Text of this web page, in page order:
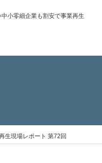
小零細企業も割安で事業再生
生現場レポート 第72回